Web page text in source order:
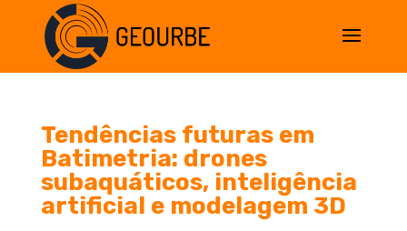
Tendências futuras em
Batimetria: drones
subaquáticos, inteligência
artificial e modelagem 3D